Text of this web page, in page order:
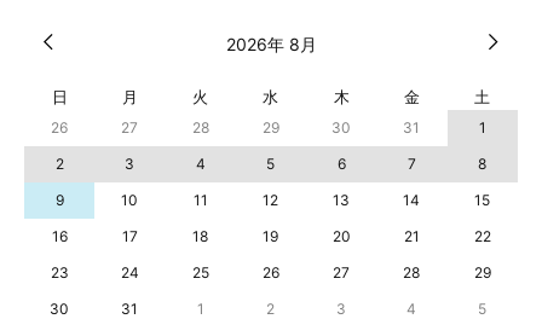
2026年 8月
日 月 火 水 木 金 土
26 27 28 29 30 31
1
2
3 4 5 6 7
8
9
10 11 12 13 14
15
16
17 18 19 20 21
22
23
24 25 26 27 28
29
30
31 1 2 3 4 5